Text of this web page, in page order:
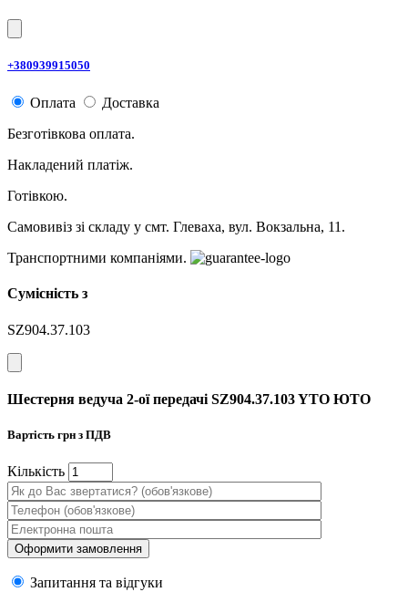
+380939915050
Оплата
Доставка
Безготівкова оплата.
Накладений платіж.
Готівкою.
Самовивіз зі складу у смт. Глеваха, вул. Вокзальна, 11.
Транспортними компаніями.
Сумісність з
SZ904.37.103
Шестерня ведуча 2-ої передачі SZ904.37.103 YTO ЮТО
Вартість грн з ПДВ
Кiлькiсть
Запитання та вiдгуки